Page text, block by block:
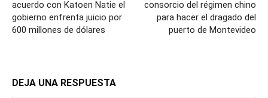
acuerdo con Katoen Natie el
gobierno enfrenta juicio por
600 millones de dólares
consorcio del régimen chino
para hacer el dragado del
puerto de Montevideo
DEJA UNA RESPUESTA